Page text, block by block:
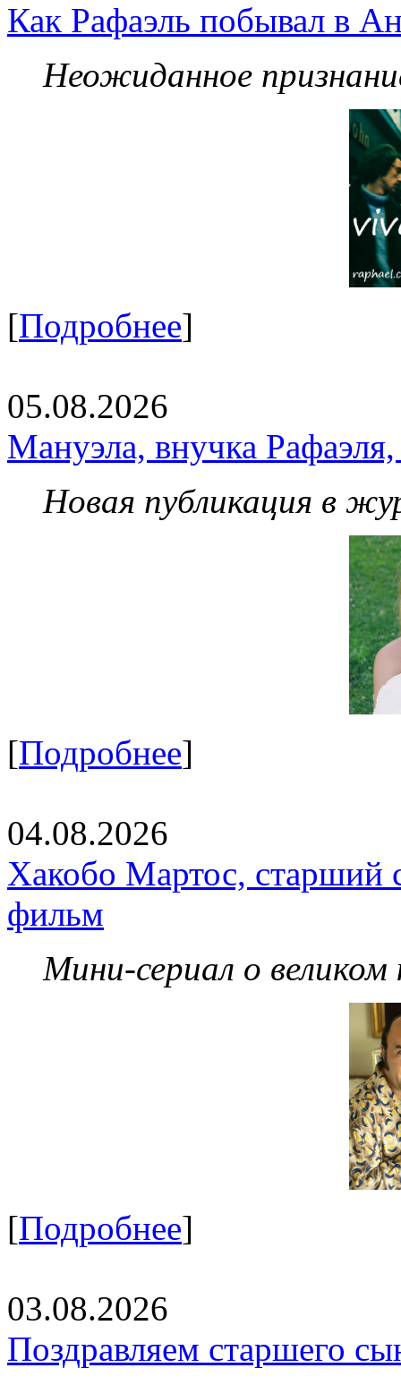
Как Рафаэль побывал в
Неожиданное
[Подробнее]
05.08.2026
Мануэла, внучка
Новая публикация в
[Подробнее]
04.08.2026
Хакобо Мартос, старший
фильм
Мини-сериал о великом
[Подробнее]
03.08.2026
Поздравляем старшего